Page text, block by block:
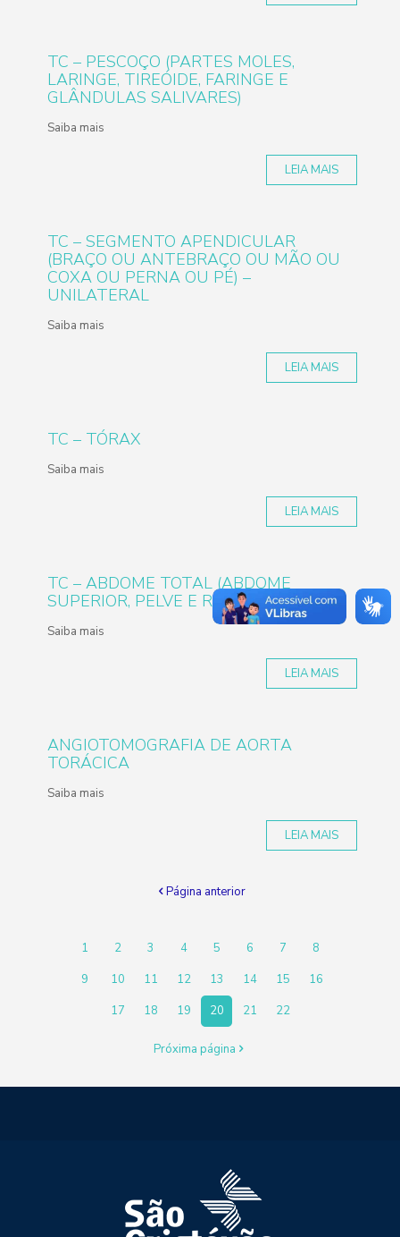
TC – PESCOÇO (PARTES MOLES,
LARINGE, TIREÓIDE, FARINGE E
GLÂNDULAS SALIVARES)
Saiba mais
LEIA MAIS
TC – SEGMENTO APENDICULAR
(BRAÇO OU ANTEBRAÇO OU MÃO OU
COXA OU PERNA OU PÉ) –
UNILATERAL
Saiba mais
LEIA MAIS
TC – TÓRAX
Saiba mais
LEIA MAIS
TC – ABDOME TOTAL (ABDOME
SUPERIOR, PELVE E RETROPERITÔNIO)
Saiba mais
LEIA MAIS
ANGIOTOMOGRAFIA DE AORTA
TORÁCICA
Saiba mais
LEIA MAIS
Página anterior
1 2 3 4 5 6 7
8
9
10 11 12 13 14 15
16
17
18 19 20 21 22
Próxima página